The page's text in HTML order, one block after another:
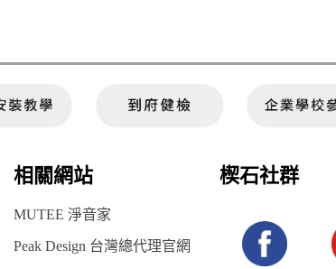
相關網站 楔石社群
MUTEE 淨音家
Peak Design 台灣總代理官網